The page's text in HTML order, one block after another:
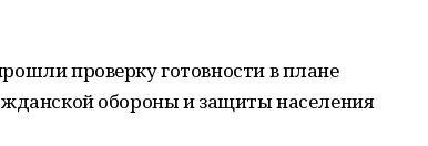
проверку готовности в плане
обороны и защиты населения